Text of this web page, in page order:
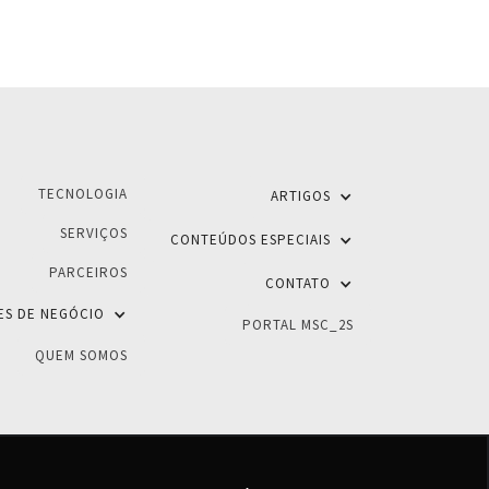
TECNOLOGIA
SERVIÇOS
PARCEIROS
DE NEGÓCIO
QUEM SOMOS
ARTIGOS
CONTEÚDOS ESPECIAIS
CONTATO
PORTAL MSC_2S